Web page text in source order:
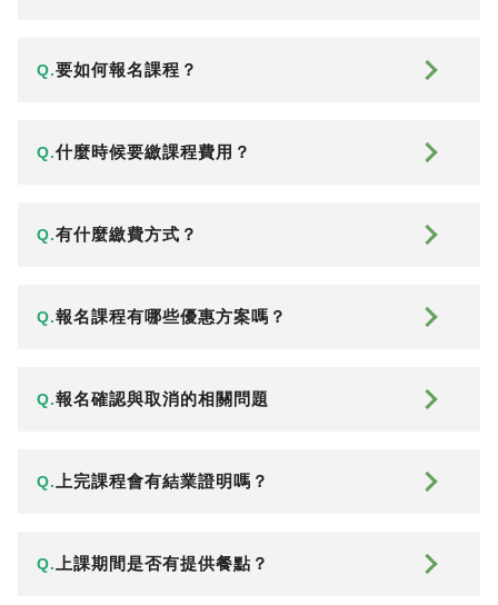
Q.要如何報名課程？
Q.什麼時候要繳課程費用？
Q.有什麼繳費方式？
Q.報名課程有哪些優惠方案嗎？
Q.報名確認與取消的相關問題
Q. 上完課程會有結業證明嗎？
Q. 上課期間是否有提供餐點？